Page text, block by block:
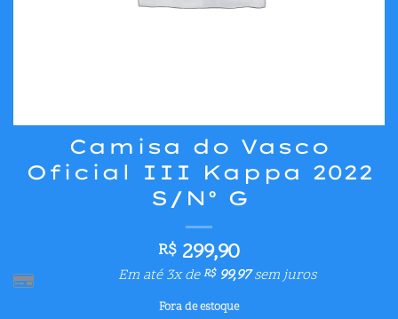
Camisa do Vasco
Oficial III Kappa 2022
S/Nº G
R$ 299,90
Em até 3x deR$99,97sem juros
Fora de estoque